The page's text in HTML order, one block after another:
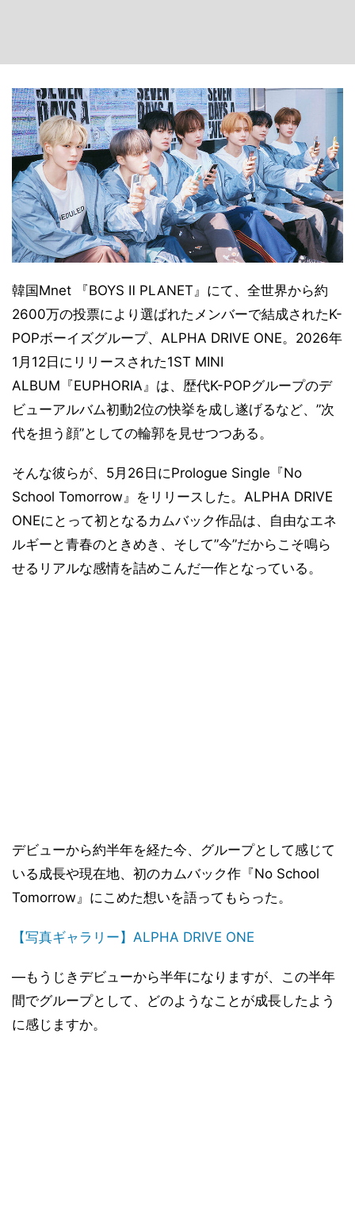
韓国Mnet 『BOYS Ⅱ PLANET』にて、全世界から約
2600万の投票により選ばれたメンバーで結成されたK-
POPボーイズグループ、ALPHA DRIVE ONE。2026年
1月12日にリリースされた1ST MINI
ALBUM『EUPHORIA』は、歴代K-POPグループのデ
ビューアルバム初動2位の快挙を成し遂げるなど、”次
代を担う顔”としての輪郭を見せつつある。
そんな彼らが、5月26日にPrologue Single『No
School Tomorrow』をリリースした。ALPHA DRIVE
ONEにとって初となるカムバック作品は、自由なエネ
ルギーと青春のときめき、そして”今”だからこそ鳴ら
せるリアルな感情を詰めこんだ一作となっている。
デビューから約半年を経た今、グループとして感じて
いる成長や現在地、初のカムバック作『No School
Tomorrow』にこめた想いを語ってもらった。
【写真ギャラリー】ALPHA DRIVE ONE
―もうじきデビューから半年になりますが、この半年
間でグループとして、どのようなことが成長したよう
に感じますか。